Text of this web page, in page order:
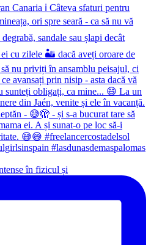
în fizicul și